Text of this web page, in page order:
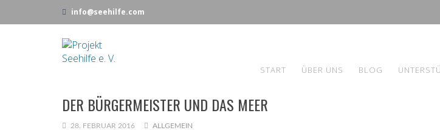
info@seehilfe.com
START ÜBER UNS BLOG
DER BÜRGERMEISTER UND DAS MEER
28. FEBRUAR 2016 ALLGEMEIN